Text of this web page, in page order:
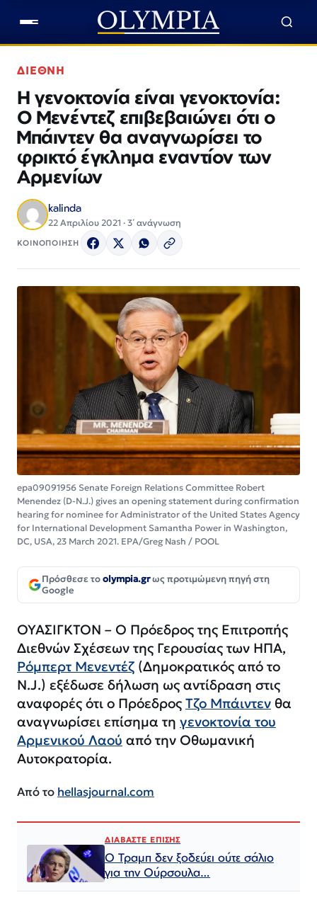
ΔΙΕΘΝΗ
Η γενοκτονία είναι γενοκτονία:
Ο Μενέντεζ επιβεβαιώνει ότι ο
Μπάιντεν θα αναγνωρίσει το
φρικτό έγκλημα εναντίον των
Αρμενίων
kalinda
22 Απριλίου 2021 · 3΄ ανάγνωση
ΚΟΙΝΟΠΟΙΗΣΗ
epa09091956 Senate Foreign Relations Committee Robert
Menendez (D-N.J.) gives an opening statement during confirmation
hearing for nominee for Administrator of the United States Agency
for International Development Samantha Power in Washington,
DC, USA, 23 March 2021. EPA/Greg Nash / POOL
Πρόσθεσε τοolympia.grως προτιμώμενη πηγή στη
Google
ΟΥΑΣΙΓΚΤΟΝ – Ο Πρόεδρος της Επιτροπής
Διεθνών Σχέσεων της Γερουσίας των ΗΠΑ,
Ρόμπερτ Μενεντέζ (Δημοκρατικός από το
N.J.) εξέδωσε δήλωση ως αντίδραση στις
αναφορές ότι ο Πρόεδρος Τζο Μπάιντεν θα
αναγνωρίσει επίσημα τη γενοκτονία του
Αρμενικού Λαού από την Οθωμανική
Αυτοκρατορία.
Από το hellasjournal.com
ΔΙΑΒΑΣΤΕ ΕΠΙΣΗΣ
Ο Τραμπ δεν ξοδεύει ούτε σάλιο
για την Ούρσουλα…